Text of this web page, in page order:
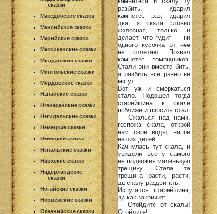
сказки
Македонские сказки
Мансийские сказки
Марийские сказки
Мексиканские сказки
Молдавские сказки
Монгольские сказки
Мордовские сказки
Нанайские сказки
Нганасанские сказки
Негидальские сказки
Немецкие сказки
Ненецкие сказки
Непальские сказки
Нивхские сказки
Нидерландские
сказки
Ногайские сказки
Норвежские сказки
Океанийские сказки
разбить. Ударил
камнетес раз, ударил
два, а скала словно
железная, только и
делает, что гудит — ни
одного кусочка от нее
не отлетает. Позвал
камнетес помощников.
Стали они вместе бить,
а разбить все равно не
могут.
Вот уж и смеркаться
стало. Подошел тогда
старейшина к скале
поближе и просить стал:
— Сжалься над нами,
госпожа скала, открой
нам свои воды, напои
наших детей.
Качнулась тут скала, и
увидели все у самого
ее подножия маленькую
трещину. Стала та
трещина расти, расти,
да скалу раздвигать.
Испугался старейшина,
да как закричит:
— Отойдите от скалы!
Отойдите!